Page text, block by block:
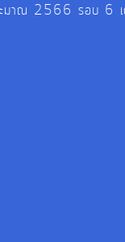
ระมาณ 2566 รอบ 6